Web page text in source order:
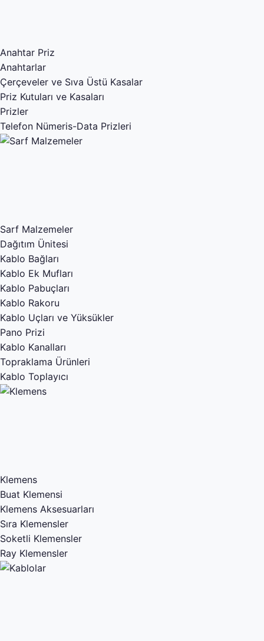
Anahtar Priz
Anahtarlar
Çerçeveler ve Sıva Üstü Kasalar
Priz Kutuları ve Kasaları
Prizler
Telefon Nümeris-Data Prizleri
Sarf Malzemeler
Dağıtım Ünitesi
Kablo Bağları
Kablo Ek Mufları
Kablo Pabuçları
Kablo Rakoru
Kablo Uçları ve Yüksükler
Pano Prizi
Kablo Kanalları
Topraklama Ürünleri
Kablo Toplayıcı
Klemens
Buat Klemensi
Klemens Aksesuarları
Sıra Klemensler
Soketli Klemensler
Ray Klemensler